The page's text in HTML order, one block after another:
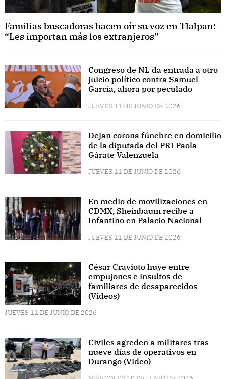
Familias buscadoras hacen oír su voz en Tlalpan:
“Les importan más los extranjeros”
Congreso de NL da entrada a otro
juicio político contra Samuel
García, ahora por peculado
JUEVES 11 DE JUNIO DE 2026
Dejan corona fúnebre en domicilio
de la diputada del PRI Paola
Gárate Valenzuela
JUEVES 11 DE JUNIO DE 2026
En medio de movilizaciones en
CDMX, Sheinbaum recibe a
Infantino en Palacio Nacional
JUEVES 11 DE JUNIO DE 2026
César Cravioto huye entre
empujones e insultos de
familiares de desaparecidos
(Videos)
JUEVES 11 DE JUNIO DE 2026
Civiles agreden a militares tras
nueve días de operativos en
Durango (Video)